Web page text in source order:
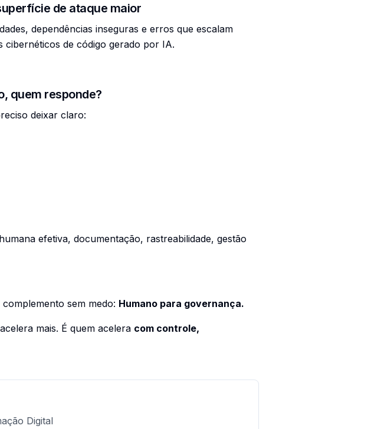
de ataque maior
dependências inseguras e erros que escalam
de código gerado por IA.
quem responde?
deixar claro:
efetiva, documentação, rastreabilidade, gestão
complemento sem medo: Humano para governança.
mais. É quem acelera com controle,
Digital